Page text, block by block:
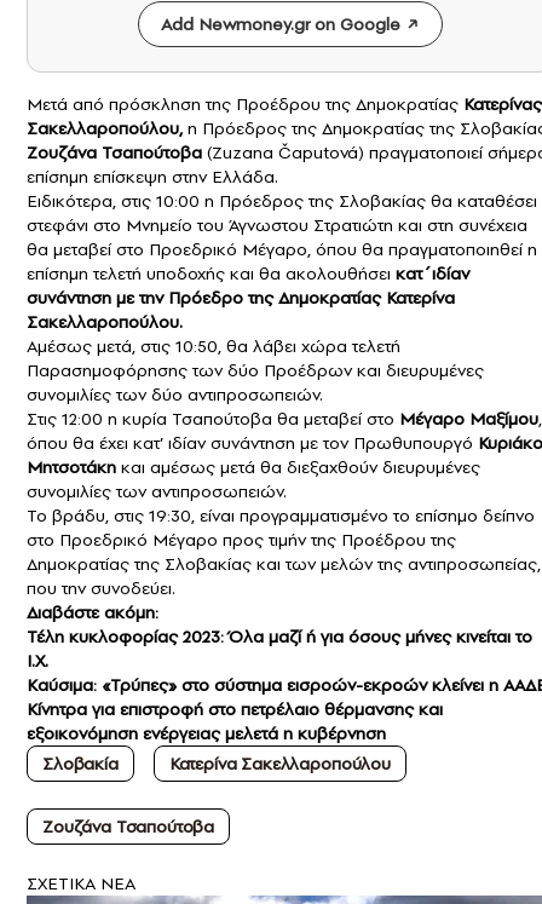
Add Newmoney.gr on Google
Μετά από πρόσκληση της Προέδρου της Δημοκρατίας Κατερίνας
Σακελλαροπούλου,η Πρόεδρος της Δημοκρατίας της
Ζουζάνα Τσαπούτοβα (Zuzana Čaputová) πραγματοποιεί
επίσημη επίσκεψη στην Ελλάδα.
Ειδικότερα, στις 10:00 η Πρόεδρος της Σλοβακίας θα καταθέσει
στεφάνι στο Μνημείο του Άγνωστου Στρατιώτη και στη συνέχεια
θα μεταβεί στο Προεδρικό Μέγαρο, όπου θα πραγματοποιηθεί η
επίσημη τελετή υποδοχής και θα ακολουθήσει κατ΄ιδίαν
συνάντηση με την Πρόεδρο της Δημοκρατίας Κατερίνα
Σακελλαροπούλου.
Αμέσως μετά, στις 10:50, θα λάβει χώρα τελετή
Παρασημοφόρησης των δύο Προέδρων και διευρυμένες
συνομιλίες των δύο αντιπροσωπειών.
Στις 12:00 η κυρία Τσαπούτοβα θα μεταβεί στο Μέγαρο Μαξίμου,
όπου θα έχει κατ’ ιδίαν συνάντηση με τον Πρωθυπουργό Κυριάκο
Μητσοτάκη και αμέσως μετά θα διεξαχθούν διευρυμένες
συνομιλίες των αντιπροσωπειών.
Το βράδυ, στις 19:30, είναι προγραμματισμένο το επίσημο δείπνο
στο Προεδρικό Μέγαρο προς τιμήν της Προέδρου της
Δημοκρατίας της Σλοβακίας και των μελών της αντιπροσωπείας,
που την συνοδεύει.
Διαβάστε ακόμη:
Τέλη κυκλοφορίας 2023: Όλα μαζί ή για όσους μήνες κινείται το
Ι.Χ.
Kαύσιμα: «Τρύπες» στο σύστημα εισροών-εκροών κλείνει η
Κίνητρα για επιστροφή στο πετρέλαιο θέρμανσης και
εξοικονόμηση ενέργειας μελετά η κυβέρνηση
Σλοβακία
Κατερίνα Σακελλαροπούλου
Ζουζάνα Τσαπούτοβα
ΣXETIKA NEA